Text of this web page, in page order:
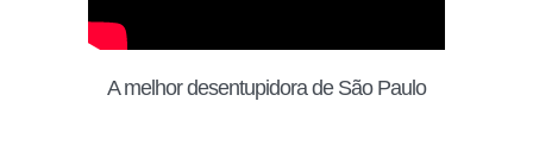
A melhor desentupidora de São Paulo